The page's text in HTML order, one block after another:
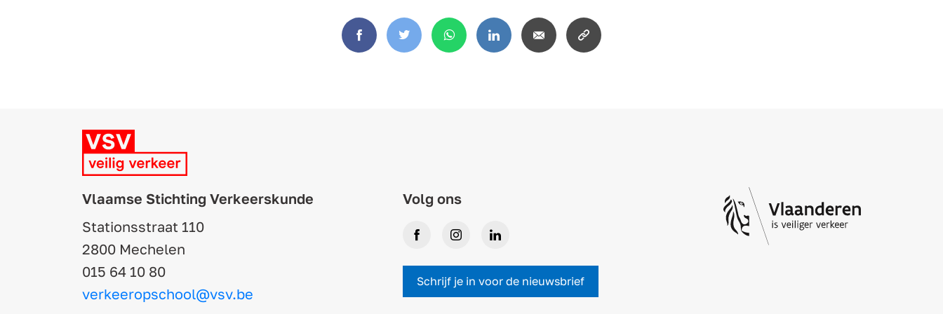
FacebookTwitter WhatsAppLinkedInEmail
Copy
Vlaamse Stichting Verkeerskunde
Stationsstraat 110
2800 Mechelen
015 64 10 80
verkeeropschool@vsv.be
Volg ons
FacebookInstagramLinkedIn
Schrijf je in voor de nieuwsbrief